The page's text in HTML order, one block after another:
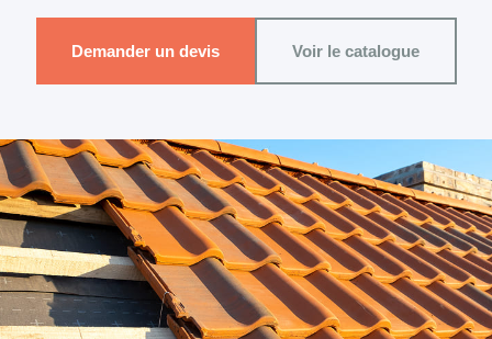
Demander un devis Voir le catalogue